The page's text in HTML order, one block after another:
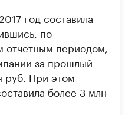
год составила
по
периодом,
за прошлый
руб. При этом
более 3 млн